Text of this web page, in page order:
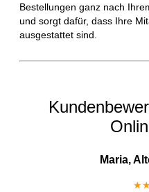
Bestellungen ganz nach
und sorgt dafür, dass Ihre
ausgestattet sind.
Maria,